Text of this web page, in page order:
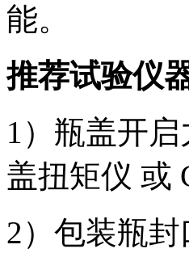
能。
推荐试验仪
1）瓶盖开
盖扭矩仪 或
2）包装瓶